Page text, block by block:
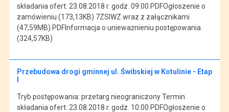
składania ofert: 23.08.2018 r. godz. 09:00 PDFOgłoszenie o
zamówieniu (173,13KB) 7ZSIWZ wraz z załącznikami
(47,59MB) PDFInformacja o unieważnieniu postępowania
(324,57KB)
Przebudowa drogi gminnej ul. Świbskiej w Kotulinie - Etap
Tryb postępowania: przetarg nieograniczony Termin
składania ofert: 23.08.2018 r. godz. 10:00 PDFOgłoszenie o